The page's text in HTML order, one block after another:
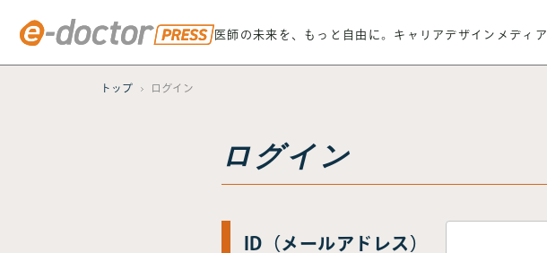
医師の未来を、もっと自由に。 キャリアデザインメディア
トップ ログイン
ログイン
ID（メールアドレス）